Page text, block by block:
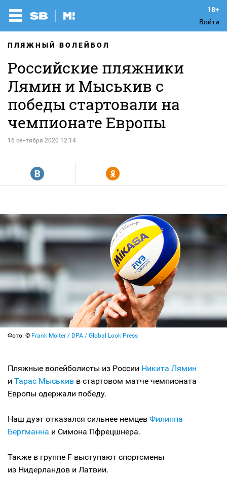
Войти
ПЛЯЖНЫЙ ВОЛЕЙБОЛ
Российские пляжники
Лямин и Мыськив с
победы стартовали на
чемпионате Европы
16 сентября 2020 12:14
R Y
Фото: © Frank Molter / DPA / Global Look Press
Пляжные волейболисты из России Никита Лямин
и Тарас Мыськив в стартовом матче чемпионата
Европы одержали победу.
Наш дуэт отказался сильнее немцев Филиппа
Бергманна и Симона Пфрецшнера.
Также в группе F выступают спортсмены
из Нидерландов и Латвии.